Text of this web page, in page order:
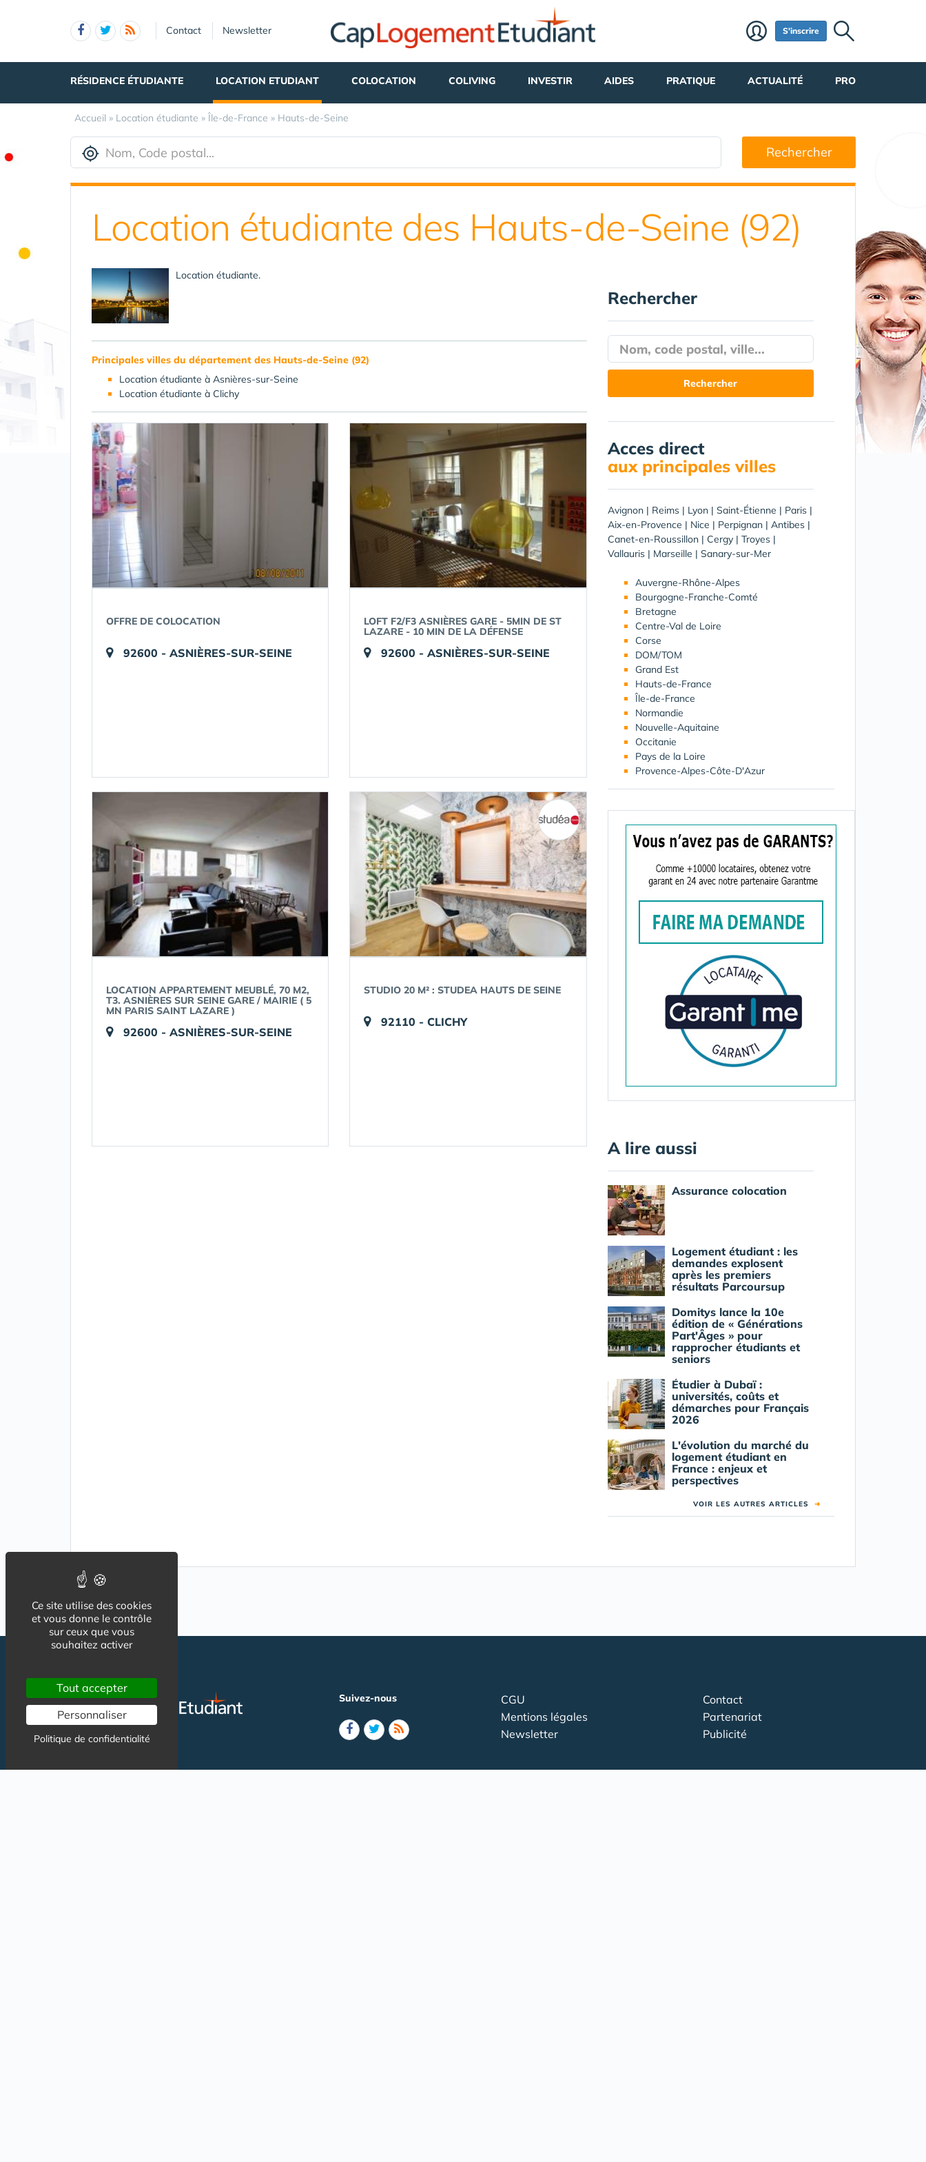
Contact Newsletter S'inscrire
RÉSIDENCE ÉTUDIANTE LOCATION ETUDIANT COLOCATION COLIVING INVESTIR AIDES PRATIQUE ACTUALITÉ PRO
Accueil » Location étudiante » Île-de-France » Hauts-de-Seine
Rechercher
Location étudiante des Hauts-de-Seine (92)
Location étudiante.
Principales villes du département des Hauts-de-Seine (92)
Location étudiante à Asnières-sur-Seine
Location étudiante à Clichy
OFFRE DE COLOCATION
92600 - ASNIÈRES-SUR-SEINE
LOFT F2/F3 ASNIÈRES GARE - 5MIN DE ST
LAZARE - 10 MIN DE LA DÉFENSE
92600 - ASNIÈRES-SUR-SEINE
LOCATION APPARTEMENT MEUBLÉ, 70 M2,
T3. ASNIÈRES SUR SEINE GARE / MAIRIE ( 5
MN PARIS SAINT LAZARE )
92600 - ASNIÈRES-SUR-SEINE
STUDIO 20 M² : STUDEA HAUTS DE SEINE
92110 - CLICHY
Rechercher
Acces direct
aux principales villes
Avignon| Reims| Lyon| Saint-Étienne | Paris|
Aix-en-Provence | Nice | Perpignan| Antibes|
Canet-en-Roussillon| Cergy| Troyes|
Vallauris| Marseille | Sanary-sur-Mer
Auvergne-Rhône-Alpes
Bourgogne-Franche-Comté
Bretagne
Centre-Val de Loire
Corse
DOM/TOM
Grand Est
Hauts-de-France
Île-de-France
Normandie
Nouvelle-Aquitaine
Occitanie
Pays de la Loire
Provence-Alpes-Côte-D'Azur
A lire aussi
Assurance colocation
Logement étudiant : les
demandes explosent
après les premiers
résultats Parcoursup
Domitys lance la 10e
édition de « Générations
Part'Âges » pour
rapprocher étudiants et
seniors
Étudier à Dubaï :
universités, coûts et
démarches pour Français
2026
L'évolution du marché du
logement étudiant en
France : enjeux et
perspectives
VOIR LES AUTRES ARTICLES ➜
Suivez-nous
CGU
Mentions légales
Newsletter
Contact
Partenariat
Publicité
Ce site utilise des cookies
et vous donne le contrôle
sur ceux que vous
souhaitez activer
Tout accepter
Personnaliser
Politique de confidentialité